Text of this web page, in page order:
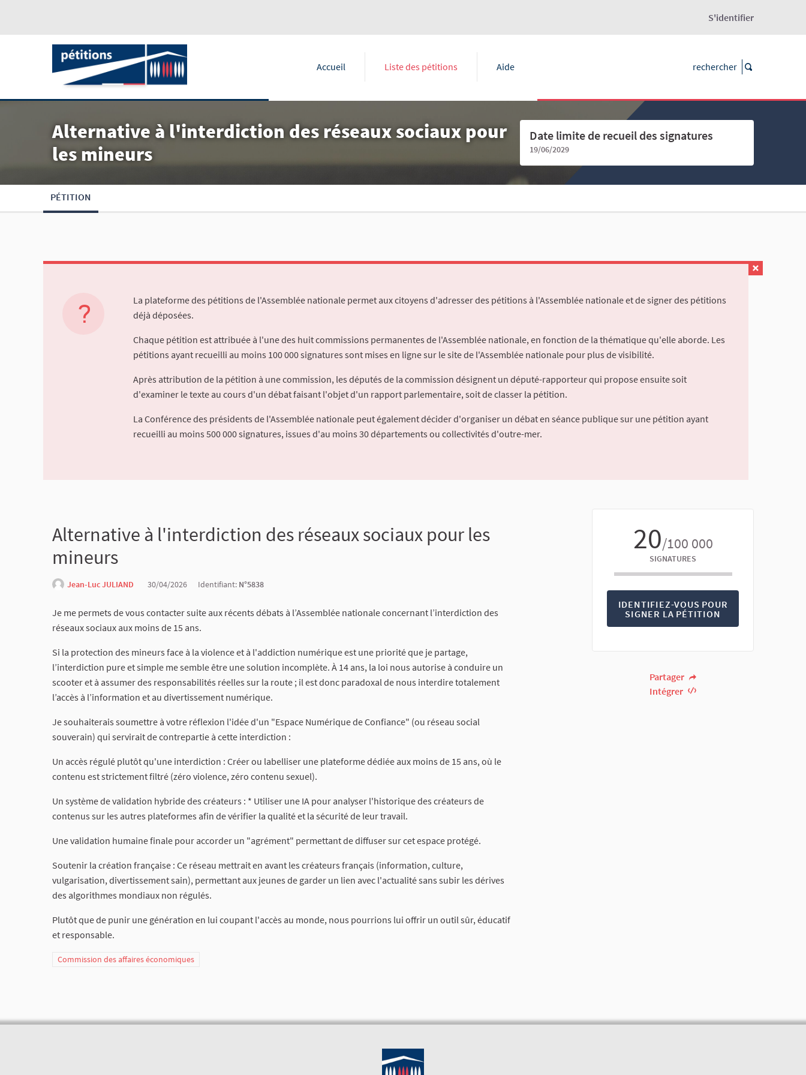
S'identifier
Accueil Liste des pétitions Aide
Alternative à l'interdiction des réseaux sociaux pour
les mineurs
Date limite de recueil des signatures
19/06/2029
PÉTITION
La plateforme des pétitions de l'Assemblée nationale permet aux citoyens d'adresser des pétitions à l'Assemblée nationale et de signer des pétitions
déjà déposées.
Chaque pétition est attribuée à l'une des huit commissions permanentes de l'Assemblée nationale, en fonction de la thématique qu'elle aborde. Les
pétitions ayant recueilli au moins 100 000 signatures sont mises en ligne sur le site de l'Assemblée nationale pour plus de visibilité.
Après attribution de la pétition à une commission, les députés de la commission désignent un député-rapporteur qui propose ensuite soit
d'examiner le texte au cours d'un débat faisant l'objet d'un rapport parlementaire, soit de classer la pétition.
La Conférence des présidents de l'Assemblée nationale peut également décider d'organiser un débat en séance publique sur une pétition ayant
recueilli au moins 500 000 signatures, issues d'au moins 30 départements ou collectivités d'outre-mer.
20/100 000
SIGNATURES
IDENTIFIEZ-VOUS POUR
SIGNER LA PÉTITION
Partager
Intégrer
Alternative à l'interdiction des réseaux sociaux pour les
mineurs
Jean-Luc JULIAND 30/04/2026 Identifiant: N°5838
Je me permets de vous contacter suite aux récents débats à l’Assemblée nationale concernant l’interdiction des
réseaux sociaux aux moins de 15 ans.
Si la protection des mineurs face à la violence et à l'addiction numérique est une priorité que je partage,
l’interdiction pure et simple me semble être une solution incomplète. À 14 ans, la loi nous autorise à conduire un
scooter et à assumer des responsabilités réelles sur la route ; il est donc paradoxal de nous interdire totalement
l’accès à l’information et au divertissement numérique.
Je souhaiterais soumettre à votre réflexion l'idée d'un "Espace Numérique de Confiance" (ou réseau social
souverain) qui servirait de contrepartie à cette interdiction :
Un accès régulé plutôt qu'une interdiction : Créer ou labelliser une plateforme dédiée aux moins de 15 ans, où le
contenu est strictement filtré (zéro violence, zéro contenu sexuel).
Un système de validation hybride des créateurs : * Utiliser une IA pour analyser l'historique des créateurs de
contenus sur les autres plateformes afin de vérifier la qualité et la sécurité de leur travail.
Une validation humaine finale pour accorder un "agrément" permettant de diffuser sur cet espace protégé.
Soutenir la création française : Ce réseau mettrait en avant les créateurs français (information, culture,
vulgarisation, divertissement sain), permettant aux jeunes de garder un lien avec l'actualité sans subir les dérives
des algorithmes mondiaux non régulés.
Plutôt que de punir une génération en lui coupant l'accès au monde, nous pourrions lui offrir un outil sûr, éducatif
et responsable.
Commission des affaires économiques